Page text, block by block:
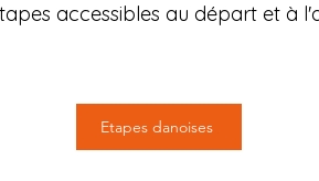
accessibles au départ et à
Etapes danoises